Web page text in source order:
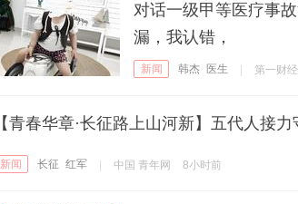
对话一级甲等医疗事
漏，我认错，
新闻 韩杰 医生 第一财经
【青春华章·长征路上山河新】五代人接
新闻 长征 红军 中国 青年网 8小时前